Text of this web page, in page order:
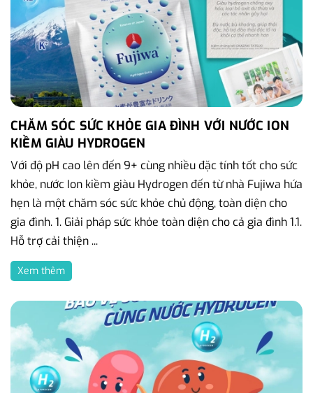
CHĂM SÓC SỨC KHỎE GIA ĐÌNH VỚI NƯỚC ION
KIỀM GIÀU HYDROGEN
Với độ pH cao lên đến 9+ cùng nhiều đặc tính tốt cho sức
khỏe, nước Ion kiềm giàu Hydrogen đến từ nhà Fujiwa hứa
hẹn là một chăm sóc sức khỏe chủ động, toàn diện cho
gia đình. 1. Giải pháp sức khỏe toàn diện cho cả gia đình 1.1.
Hỗ trợ cải thiện ...
Xem thêm